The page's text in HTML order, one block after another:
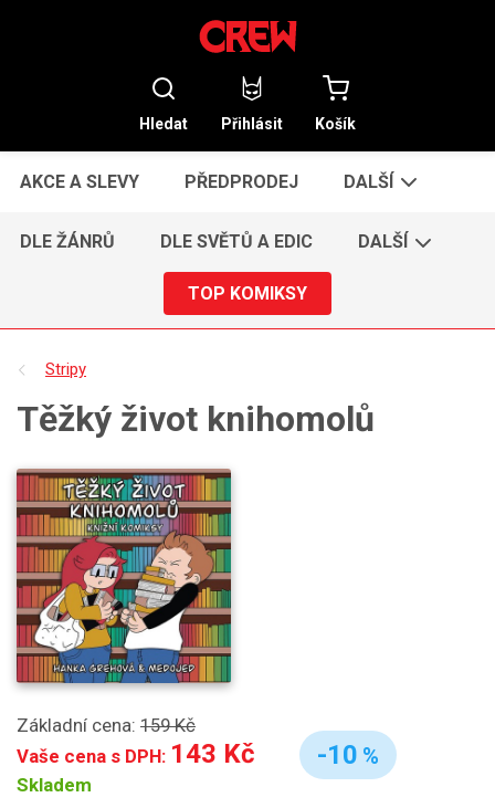
Hledat Přihlásit Košík
AKCE A SLEVY PŘEDPRODEJ DALŠÍ
DLE ŽÁNRŮ DLE SVĚTŮ A EDIC DALŠÍ
TOP KOMIKSY
Stripy
Těžký život knihomolů
Základní cena: 159 Kč
Vaše cena s DPH: 143 Kč
Skladem
-10 %